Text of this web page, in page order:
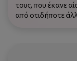
τους, που έκανε
από οτιδήποτε